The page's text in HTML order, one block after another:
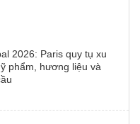
2026: Paris quy tụ xu
phẩm, hương liệu và